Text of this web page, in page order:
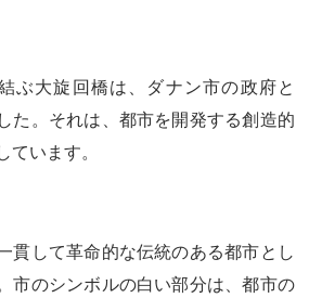
ぶ大旋回橋は、ダナン市の政府と
た。それは、都市を開発する創造的
います。
貫して革命的な伝統のある都市とし
市のシンボルの白い部分は、都市の